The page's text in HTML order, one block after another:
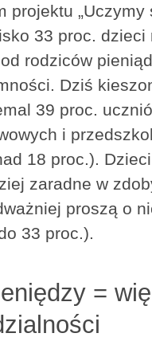
projektu „Uczymy
33 proc. dzieci
rodziców
Dziś
39 proc.
i
18 proc.). Dzieci
zaradne w
proszą o
33 proc.).
=